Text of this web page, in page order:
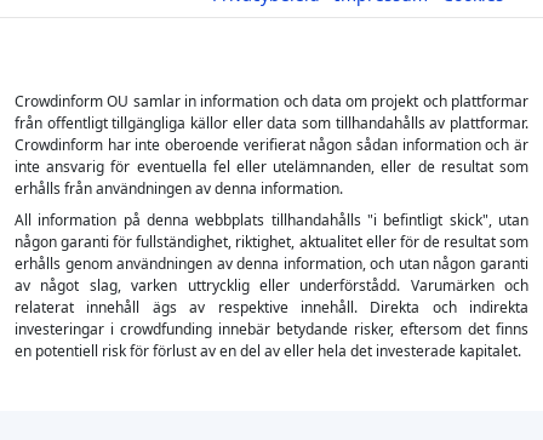
Crowdinform OU samlar in information och data om projekt och plattformar
från offentligt tillgängliga källor eller data som tillhandahålls av plattformar.
Crowdinform har inte oberoende verifierat någon sådan information och är
inte ansvarig för eventuella fel eller utelämnanden, eller de resultat som
erhålls från användningen av denna information.
All information på denna webbplats tillhandahålls "i befintligt skick", utan
någon garanti för fullständighet, riktighet, aktualitet eller för de resultat som
erhålls genom användningen av denna information, och utan någon garanti
av något slag, varken uttrycklig eller underförstådd. Varumärken och
relaterat innehåll ägs av respektive innehåll. Direkta och indirekta
investeringar i crowdfunding innebär betydande risker, eftersom det finns
en potentiell risk för förlust av en del av eller hela det investerade kapitalet.